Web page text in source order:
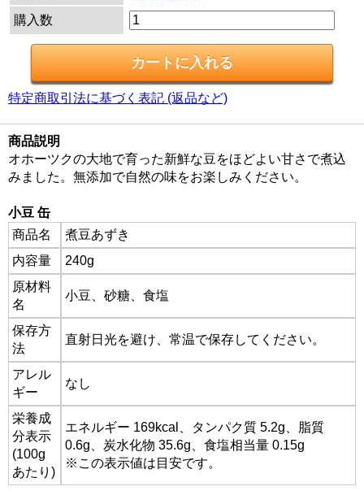
購入数
特定商取引法に基づく表記 (返品など)
商品説明
オホーツクの大地で育った新鮮な豆をほどよい甘さで煮込
みました。無添加で自然の味をお楽しみください。
小豆 缶
商品名
煮豆あずき
内容量
240g
原材料
名
小豆、砂糖、食塩
保存方
法
直射日光を避け、常温で保存してください。
アレル
ギー
なし
栄養成
分表示
(100g
あたり)
エネルギー 169kcal、タンパク質 5.2g、脂質
0.6g、炭水化物 35.6g、食塩相当量 0.15g
※この表示値は目安です。